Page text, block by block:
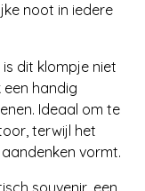
noot in iedere
dit klompje niet
handig
Ideaal om te
terwijl het
vormt.
souvenir, een